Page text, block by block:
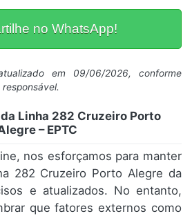
no WhatsApp!
em 09/06/2026, conforme
Linha 282 Cruzeiro Porto
– EPTC
nos esforçamos para manter
282 Cruzeiro Porto Alegre da
e atualizados. No entanto,
que fatores externos como